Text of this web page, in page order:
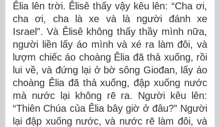
Êlia lên trời. Êlisê thấy vậy kêu lên: “Cha ơi,
cha ơi, cha là xe và là người đánh xe
Israel”. Và Êlisê không thấy thầy mình nữa,
người liền lấy áo mình và xé ra làm đôi, và
lượm chiếc áo choàng Êlia đã thả xuống, rồi
lui về, và đứng lại ở bờ sông Giođan, lấy áo
choàng Êlia đã thả xuống, đập xuống nước
mà nước lại không rẽ ra. Người kêu lên:
“Thiên Chúa của Êlia bây giờ ở đâu?” Người
lại đập xuống nước, và nước rẽ làm đôi, và